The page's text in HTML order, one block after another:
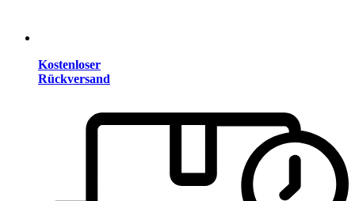
Kostenloser
Rückversand